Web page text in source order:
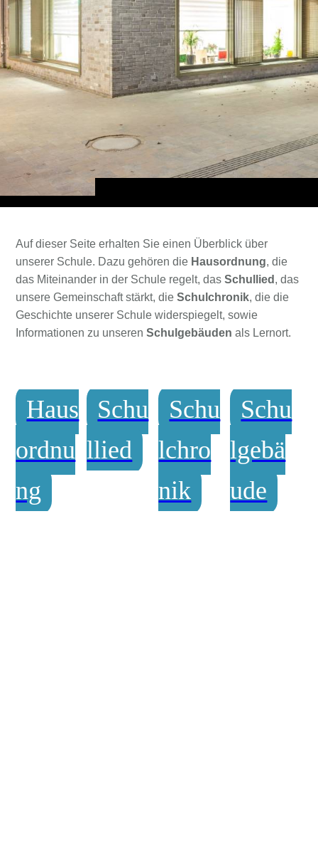
Auf dieser Seite erhalten Sie einen Überblick über
unserer Schule. Dazu gehören die Hausordnung, die
das Miteinander in der Schule regelt, dasSchullied , das
unsere Gemeinschaft stärkt, dieSchulchronik, die die
Geschichte unserer Schule widerspiegelt, sowie
Informationen zu unserenSchulgebäuden als Lernort.
Haus
ordnu
ng
Schu
llied
Schu
lchro
nik
Schu
lgebä
ude